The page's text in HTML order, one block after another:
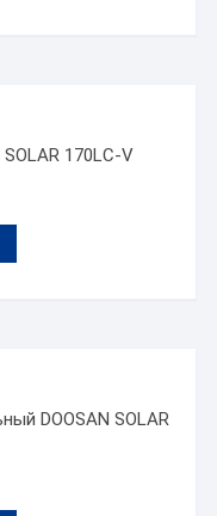
170LC-V
DOOSAN SOLAR